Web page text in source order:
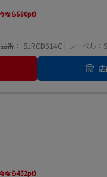
今なら580pt）
番： SJRCD514C | レーベル
今なら452pt）